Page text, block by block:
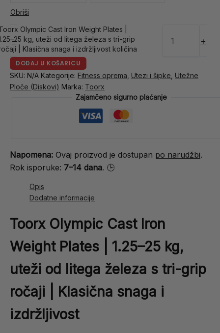
Obriši
-
Olympic Cast Iron Weight Plates |
kg, uteži od litega železa s tri-grip
| Klasična snaga i izdržljivost količina
+
DODAJ U KOŠARICU
SKU: N/A Kategorije: Fitness oprema, Utezi i šipke, Utežne
Ploče (Diskovi) Marka: Toorx
Zajamčeno sigurno plaćanje
Napomena: Ovaj proizvod je dostupan po narudžbi.
Rok isporuke: 7–14 dana. 🕒
Opis
Dodatne informacije
Toorx Olympic Cast Iron
Weight Plates | 1.25–25 kg,
uteži od litega železa s tri-grip
ročaji | Klasična snaga i
izdržljivost